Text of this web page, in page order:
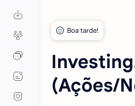
(Ações/